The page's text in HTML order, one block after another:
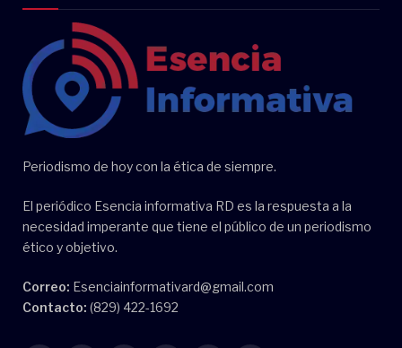
Periodismo de hoy con la ética de siempre.
El periódico Esencia informativa RD es la respuesta a la
necesidad imperante que tiene el público de un periodismo
ético y objetivo.
Correo: Esenciainformativard@gmail.com
Contacto: (829) 422-1692